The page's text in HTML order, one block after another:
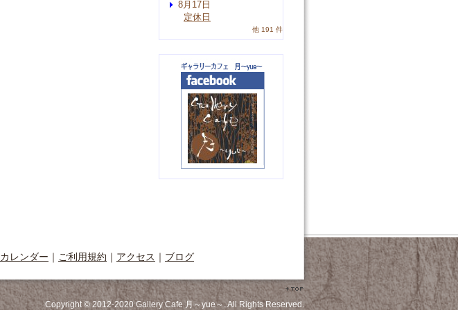
8月17日
定休日
他 191 件
カレンダー ｜ ご利用規約 ｜ アクセス ｜ ブログ
Copyright © 2012-2020 Gallery Cafe 月～yue～. All Rights Reserved.